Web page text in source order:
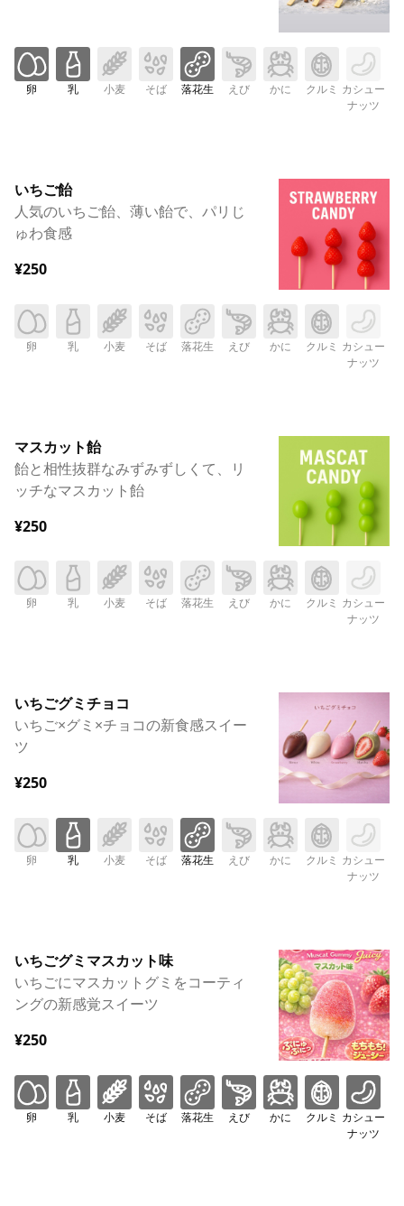
卵 乳 小麦 そば 落花生 えび かに クルミ カシュー
ナッツ
いちご飴
人気のいちご飴、薄い飴で、パリじ
ゅわ食感
¥250
卵 乳 小麦 そば 落花生 えび かに クルミ カシュー
ナッツ
マスカット飴
飴と相性抜群なみずみずしくて、リ
ッチなマスカット飴
¥250
卵 乳 小麦 そば 落花生 えび かに クルミ カシュー
ナッツ
いちごグミチョコ
いちご×グミ×チョコの新食感スイー
ツ
¥250
卵 乳 小麦 そば 落花生 えび かに クルミ カシュー
ナッツ
いちごグミマスカット味
いちごにマスカットグミをコーティ
ングの新感覚スイーツ
¥250
卵 乳 小麦 そば 落花生 えび かに クルミ カシュー
ナッツ